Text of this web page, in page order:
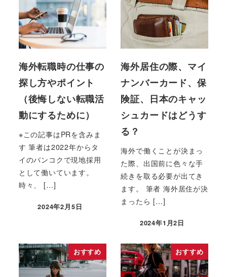
海外転職時の仕事の
探し方やポイント
（後悔しない転職活
動にするために）
※この記事はPRを含みま
す 筆者は2022年からタ
イのバンコクで現地採用
として働いています。
時々、 […]
2024年2月5日
海外居住の際、マイ
ナンバーカード、保
険証、日本のキャッ
シュカードはどうす
る？
海外で働くことが決まっ
た際、出国前に色々な手
続きを取る必要が出てき
ます。 筆者 海外居住が決
まったら […]
2024年1月2日
おすすめ おすすめ